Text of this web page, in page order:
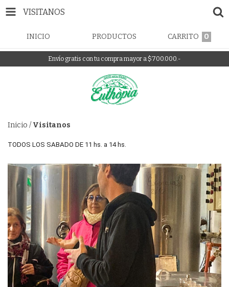
VISITANOS
INICIO PRODUCTOS CARRITO 0
Envío gratis con tu compra mayor a $700.000.-
Inicio / Visitanos
TODOS LOS SABADO DE 11 hs. a 14 hs.